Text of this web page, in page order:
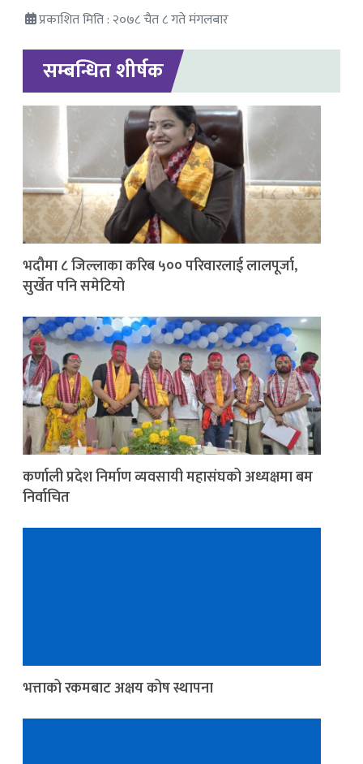
प्रकाशित मिति : २०७८ चैत ८ गते मंगलबार
सम्बन्धित शीर्षक
भदौमा ८ जिल्लाका करिब ५०० परिवारलाई लालपूर्जा,
सुर्खेत पनि समेटियो
कर्णाली प्रदेश निर्माण व्यवसायी महासंघको अध्यक्षमा बम
निर्वाचित
भत्ताको रकमबाट अक्षय कोष स्थापना